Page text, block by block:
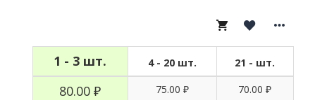
1 - 3 шт. 4 - 20 шт. 21 - шт.
80.00 ₽ 75.00 ₽ 70.00 ₽